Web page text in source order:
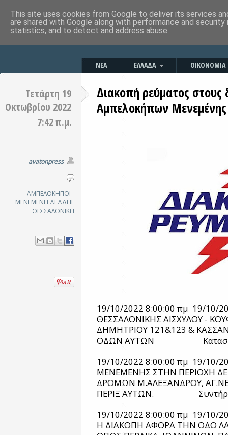
ΝΕΑ ΕΛΛΑΔΑ ΟΙΚΟΝΟΜΙΑ
Τετάρτη 19
Οκτωβρίου 2022
7:42 π.μ.
avatonpress
ΑΜΠΕΛΟΚΗΠΟΙ -
ΜΕΝΕΜΕΝΗ ΔΕΔΔΗΕ
ΘΕΣΣΑΛΟΝΙΚΗ
Διακοπή ρεύματος στους
Αμπελοκήπων Μενεμένης
19/10/2022 8:00:00 πμ 19/10/
ΘΕΣΣΑΛΟΝΙΚΗΣ ΑΙΣΧΥΛΟΥ -
ΔΗΜΗΤΡΙΟΥ 121&123 &
ΟΔΩΝ ΑΥΤΩΝ
19/10/2022 8:00:00 πμ 19/10/
ΜΕΝΕΜΕΝΗΣ ΣΤΗΝ ΠΕΡΙΟΧΗ
ΔΡΟΜΩΝ Μ.ΑΛΕΞΑΝΔΡΟΥ,
ΠΕΡΙΞ ΑΥΤΩΝ.
19/10/2022 8:00:00 πμ 19/10/
Η ΔΙΑΚΟΠΗ ΑΦΟΡΑ ΤΗΝ ΟΔΟ
This site uses cookies from Google to deliver its services
are shared with Google along with performance and
statistics, and to detect and address abuse.